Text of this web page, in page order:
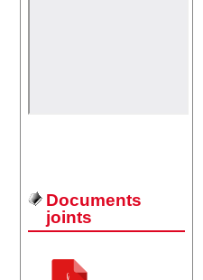
Documents
joints